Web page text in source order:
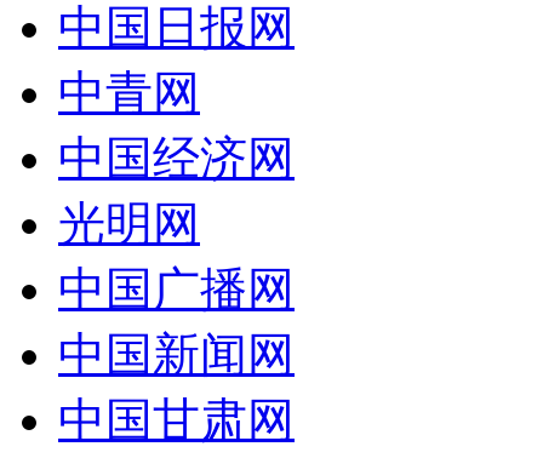
中国日报网
中青网
中国经济网
光明网
中国广播网
中国新闻网
中国甘肃网